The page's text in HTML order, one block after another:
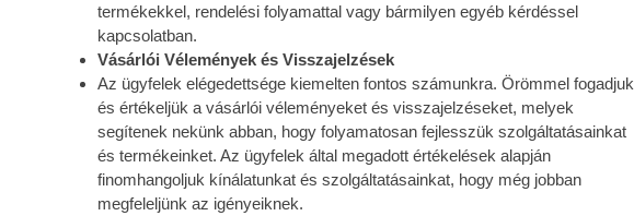
termékekkel, rendelési folyamattal vagy bármilyen egyéb kérdéssel
kapcsolatban.
Vásárlói Vélemények és Visszajelzések
Az ügyfelek elégedettsége kiemelten fontos számunkra. Örömmel fogadjuk
és értékeljük a vásárlói véleményeket és visszajelzéseket, melyek
segítenek nekünk abban, hogy folyamatosan fejlesszük szolgáltatásainkat
és termékeinket. Az ügyfelek által megadott értékelések alapján
finomhangoljuk kínálatunkat és szolgáltatásainkat, hogy még jobban
megfeleljünk az igényeiknek.